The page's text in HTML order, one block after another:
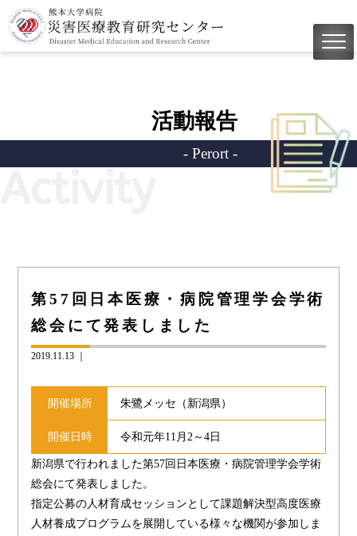
活動報告
- Perort -
第57回日本医療・病院管理学会学術
総会にて発表しました
2019.11.13 ｜
開催場所 朱鷺メッセ（新潟県）
開催日時 令和元年11月2～4日
新潟県で行われました第57回日本医療・病院管理学会学術
総会にて発表しました。
指定公募の人材育成セッションとして課題解決型高度医療
人材養成プログラムを展開している様々な機関が参加しま